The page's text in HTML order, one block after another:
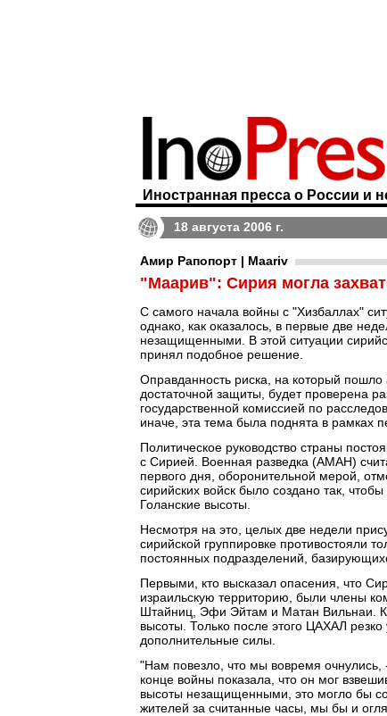
Иностранная пресса о России и
18 августа 2006 г.
Амир Рапопорт | Maariv
"Маарив": Сирия могла
С самого начала войны с "Хизбаллах"
однако, как оказалось, в первые две
незащищенными. В этой ситуации
принял подобное решение.
Оправданность риска, на который пошло
достаточной защиты, будет проверена
государственной комиссией по
иначе, эта тема была поднята в рамках
Политическое руководство страны
с Сирией. Военная разведка (АМАН)
первого дня, оборонительной мерой,
сирийских войск было создано так,
Голанские высоты.
Несмотря на это, целых две недели
сирийской группировке противостояли
постоянных подразделений,
Первыми, кто высказал опасения, что
израильскую территорию, были члены
Штайниц, Эфи Эйтам и Матан Вильнаи.
высоты. Только после этого ЦАХАЛ
дополнительные силы.
"Нам повезло, что мы вовремя
конце войны показала, что он мог
высоты незащищенными, это могло бы
жителей за считанные часы, мы бы и